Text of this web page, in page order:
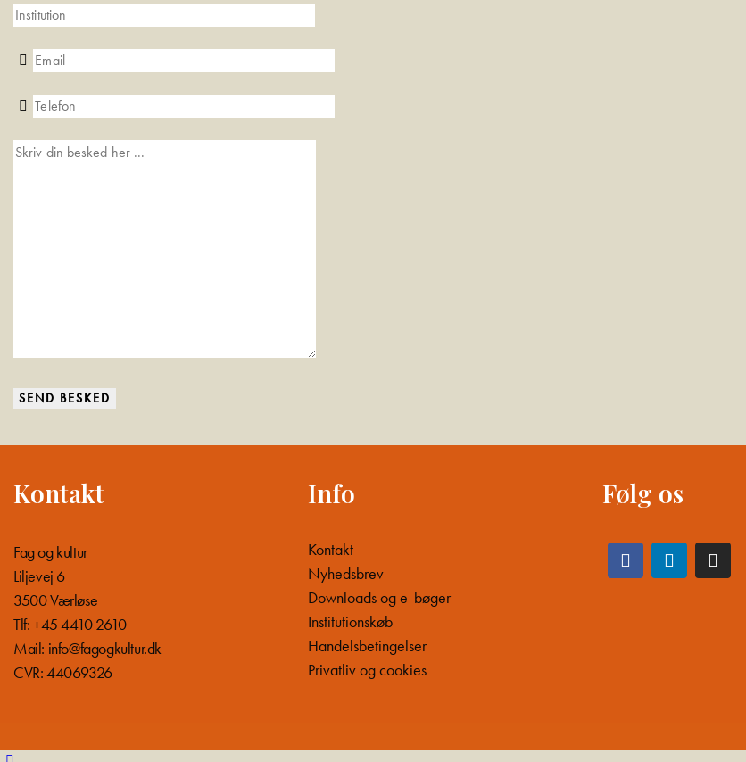
Kontakt
Fag og kultur
Liljevej 6
3500 Værløse
Tlf: +45 4410 2610
Mail: info@fagogkultur.dk
CVR: 44069326
Info
Kontakt
Nyhedsbrev
Downloads og e-bøger
Institutionskøb
Handelsbetingelser
Privatliv og cookies
Følg os